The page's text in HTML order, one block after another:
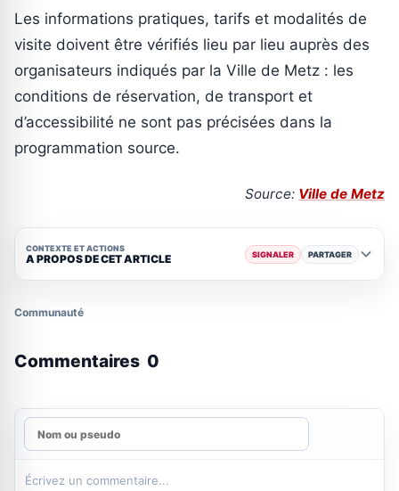
Les informations pratiques, tarifs et modalités de
visite doivent être vérifiés lieu par lieu auprès des
organisateurs indiqués par la Ville de Metz : les
conditions de réservation, de transport et
d’accessibilité ne sont pas précisées dans la
programmation source.
Source: Ville de Metz
CONTEXTE ET ACTIONS
A PROPOS DE CET ARTICLE SIGNALER PARTAGER
Communauté
Commentaires 0